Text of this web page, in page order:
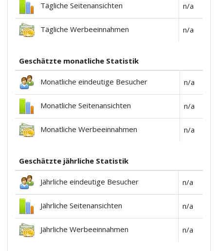
Tägliche Seitenansichten n/a
Tägliche Werbeeinnahmen n/a
Geschätzte monatliche Statistik
Monatliche eindeutige Besucher n/a
Monatliche Seitenansichten n/a
Monatliche Werbeeinnahmen n/a
Geschätzte jährliche Statistik
Jährliche eindeutige Besucher n/a
Jährliche Seitenansichten n/a
Jährliche Werbeeinnahmen n/a